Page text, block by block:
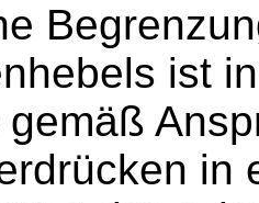
ist
gemäß
in